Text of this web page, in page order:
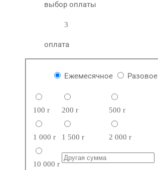
выбор оплаты
3
оплата
Ежемесячное Разовое
100r 200r 500r
1 000r 1 500r 2 000r
10 000r